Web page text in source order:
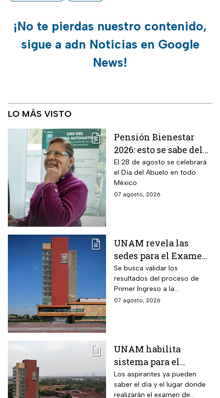
¡No te pierdas nuestro contenido,
sigue a adn Noticias en Google
News!
LO MÁS VISTO
Pensión Bienestar
2026: esto se sabe del
pago por el Día del
Abuelo en agosto
El 28 de agosto se celebrará
el Día del Abuelo en todo
México
07 agosto, 2026
UNAM revela las
sedes para el Examen
de control 2026;
consulta dónde será
Se busca validar los
resultados del proceso de
Primer Ingreso a la
Licenciatura luego de
07 agosto, 2026
UNAM habilita
sistema para el
examen de control: así
puedes consultar
Los aspirantes ya pueden
saber el día y el lugar donde
realizarán el examen de